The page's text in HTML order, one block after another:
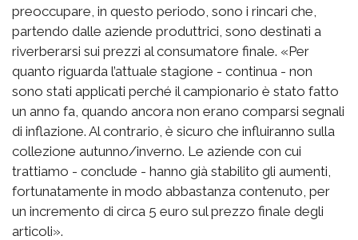
preoccupare, in questo periodo, sono i rincari che,
partendo dalle aziende produttrici, sono destinati a
riverberarsi sui prezzi al consumatore finale. «Per
quanto riguarda l’attuale stagione - continua - non
sono stati applicati perché il campionario è stato fatto
un anno fa, quando ancora non erano comparsi segnali
di inflazione. Al contrario, è sicuro che influiranno sulla
collezione autunno/inverno. Le aziende con cui
trattiamo - conclude - hanno già stabilito gli aumenti,
fortunatamente in modo abbastanza contenuto, per
un incremento di circa 5 euro sul prezzo finale degli
articoli».